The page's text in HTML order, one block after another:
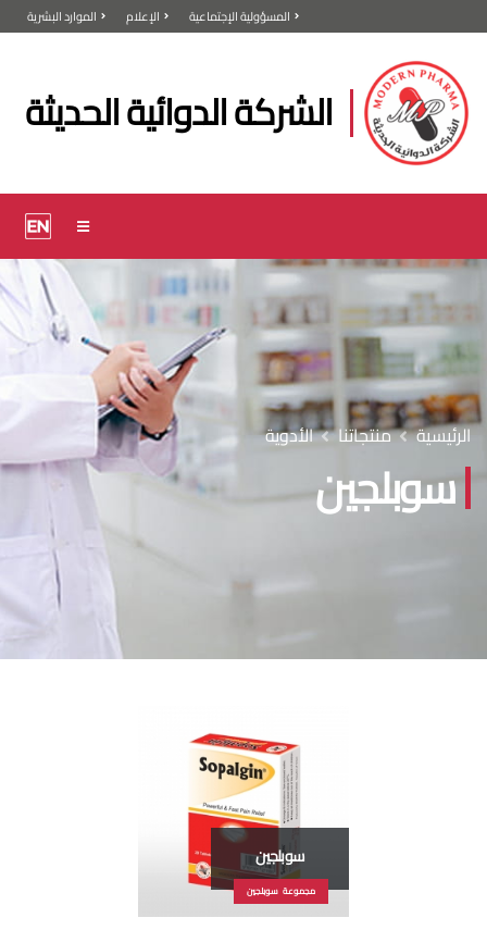
المسؤولية الإجتماعية الإعلام الموارد البشرية
الشركة الدوائية الحديثة
سوبلجين
الرئيسية منتجاتنا الأدوية
سوبلجين
مجموعة سوبلجين